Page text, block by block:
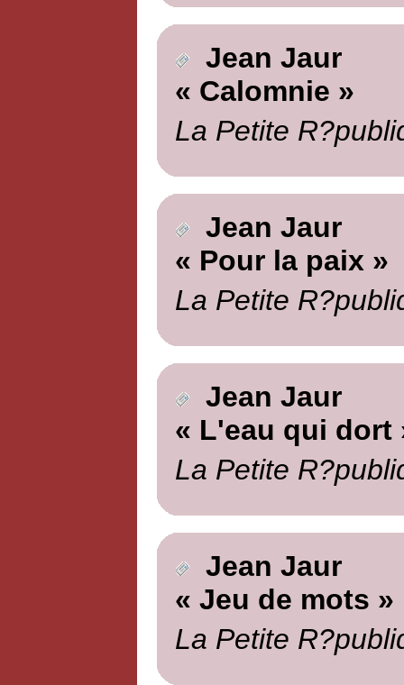
Jean Jaur
« Calomnie »
La Petite
Jean Jaur
« Pour la paix »
La Petite
Jean Jaur
« L'eau qui dort
La Petite
Jean Jaur
« Jeu de mots »
La Petite